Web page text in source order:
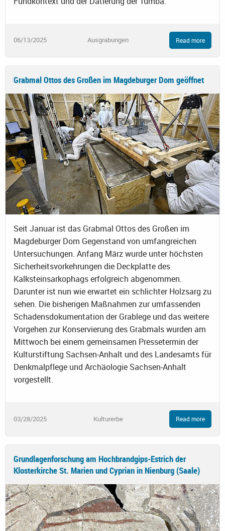
06/13/2025 Ausgrabungen Read more
Grabmal Ottos des Großen im Magdeburger Dom geöffnet
Seit Januar ist das Grabmal Ottos des Großen im
Magdeburger Dom Gegenstand von umfangreichen
Untersuchungen. Anfang März wurde unter höchsten
Sicherheitsvorkehrungen die Deckplatte des
Kalksteinsarkophags erfolgreich abgenommen.
Darunter ist nun wie erwartet ein schlichter Holzsarg zu
sehen. Die bisherigen Maßnahmen zur umfassenden
Schadensdokumentation der Grablege und das weitere
Vorgehen zur Konservierung des Grabmals wurden am
Mittwoch bei einem gemeinsamen Pressetermin der
Kulturstiftung Sachsen-Anhalt und des Landesamts für
Denkmalpflege und Archäologie Sachsen-Anhalt
vorgestellt.
03/28/2025 Kulturerbe Read more
Grundlagenforschung am Hochbrandgips-Estrich der
Klosterkirche St. Marien und Cyprian in Nienburg (Saale)